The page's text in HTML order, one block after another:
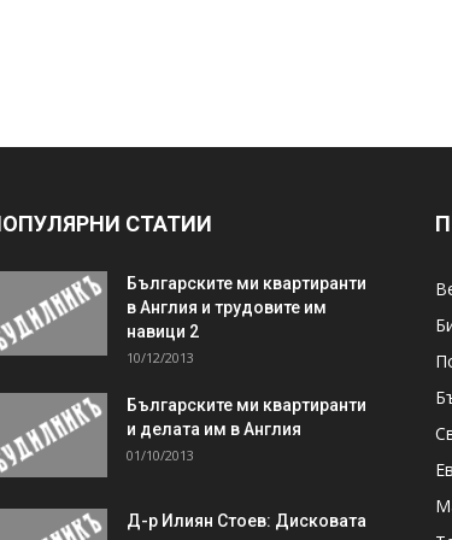
СТАТИИ
Българските ми квартиранти
в Англия и трудовите им
навици 2
10/12/2013
Българските ми квартиранти
и делата им в Англия
01/10/2013
Д-р Илиян Стоев: Дисковата